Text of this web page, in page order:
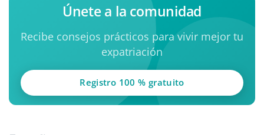
Únete a la comunidad
Recibe consejos prácticos para vivir mejor tu
expatriación
Registro 100 % gratuito